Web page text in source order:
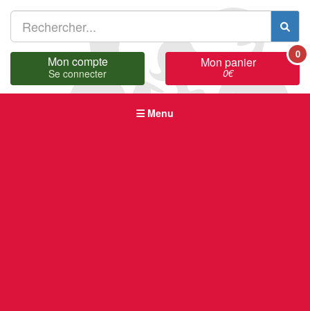
Mon compte
Se connecter
Mon panier
0€
0
Menu